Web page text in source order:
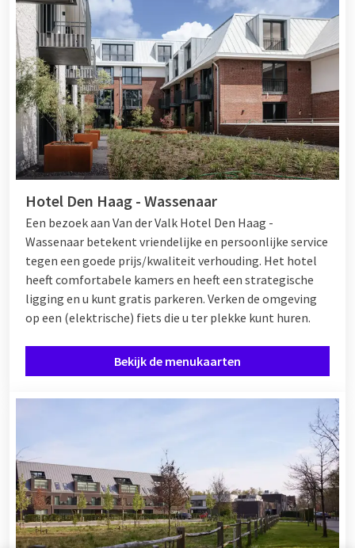
Hotel Den Haag - Wassenaar
Een bezoek aan Van der Valk Hotel Den Haag -
Wassenaar betekent vriendelijke en persoonlijke service
tegen een goede prijs/kwaliteit verhouding. Het hotel
heeft comfortabele kamers en heeft een strategische
ligging en u kunt gratis parkeren. Verken de omgeving
op een (elektrische) fiets die u ter plekke kunt huren.
Bekijk de menukaarten